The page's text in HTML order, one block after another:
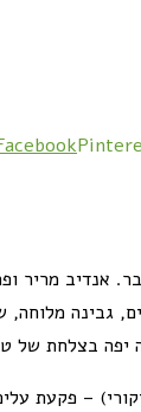
אנדיב מריר
גבינה מלוחה,
יפה בצלחת של
– פקעת